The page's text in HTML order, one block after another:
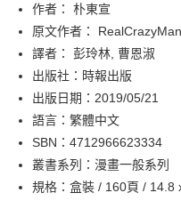
付款後全家取貨
每筆NT$60，滿NT$499(含以
付款後7-11取貨
每筆NT$60，滿NT$499(含以
宅配
每筆NT$100，滿NT$499(含
作者： 朴東宣
原文作者： RealCrazyMan
譯者： 彭玲林, 曹恩淑
出版社：時報出版
出版日期：2019/05/21
語言：繁體中文
SBN：4712966623334
叢書系列：漫畫一般系列
規格：盒裝 / 160頁 / 14.8